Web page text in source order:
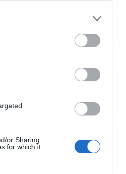
or Sharing
for which it